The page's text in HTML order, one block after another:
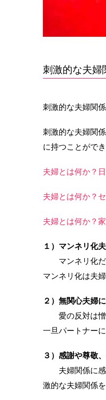
刺激的な夫婦
刺激的な夫婦関
刺激的な夫婦関
に持つことがで
夫婦とは何か？
夫婦とは何か？
夫婦とは何か？
１）マンネリ化
マンネリ化だ
マンネリ化は夫
２）無関心夫婦
愛の反対は憎
一旦パートナー
３）感謝や尊敬
夫婦関係に感
激的な夫婦関係